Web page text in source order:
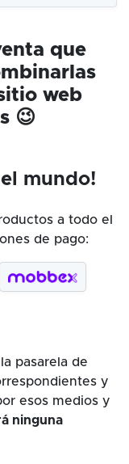
que
web
😉
mundo!
a todo el
de pago:
pasarela de
y
esos medios y
ninguna